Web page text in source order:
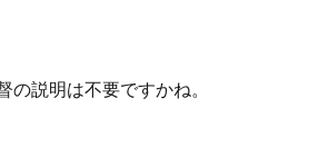
の説明は不要ですかね。